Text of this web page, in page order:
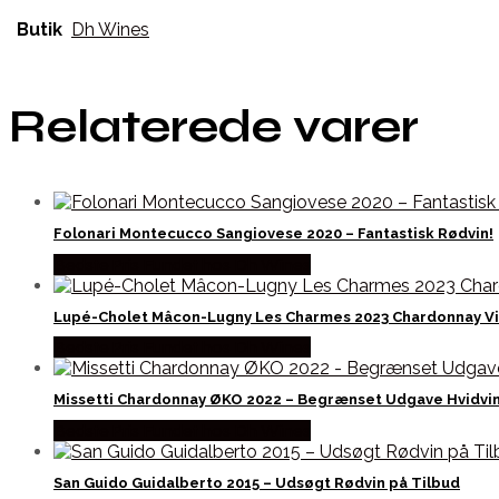
Butik Dh Wines
Relaterede varer
Folonari Montecucco Sangiovese 2020 – Fantastisk Rødvin!
Lupé-Cholet Mâcon-Lugny Les Charmes 2023 Chardonnay
Missetti Chardonnay ØKO 2022 – Begrænset Udgave
San Guido Guidalberto 2015 – Udsøgt Rødvin på Tilbud